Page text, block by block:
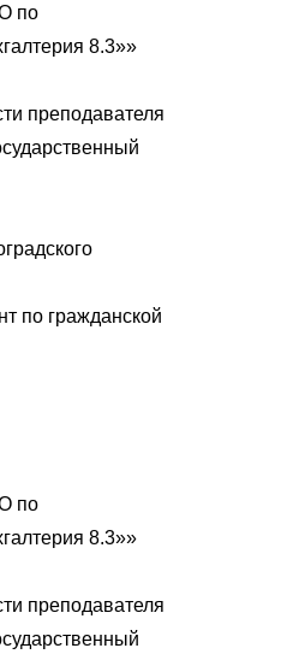
по
8.3»»
преподавателя
по гражданской
по
8.3»»
преподавателя